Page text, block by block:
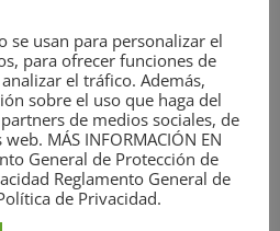
se usan para personalizar el
para ofrecer funciones de
el tráfico. Además,
sobre el uso que haga del
de medios sociales, de
MÁS INFORMACIÓN EN
General de Protección de
Reglamento General de
de Privacidad.